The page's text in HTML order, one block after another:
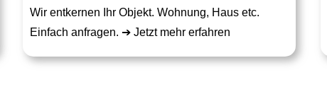
Wir entkernen Ihr Objekt. Wohnung, Haus etc.
Einfach anfragen. ➔Jetzt mehr erfahren